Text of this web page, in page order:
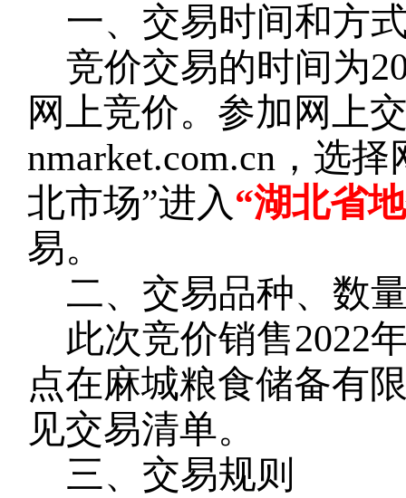
一、交易时间和方
竞价交易的时间为
网上竞价。参加网上
nmarket.com.cn，选
北市场”进入“湖北省
易。
二、交易品种、数
此次竞价销售2022
点在麻城粮食储备有
见交易清单。
三、交易规则